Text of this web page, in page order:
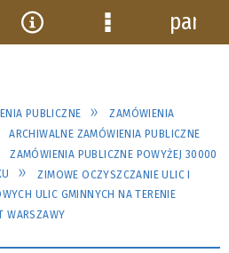
PUBLICZNE
ZAMÓWIENIA
ARCHIWALNE ZAMÓWIENIA PUBLICZNE
ZAMÓWIENIA PUBLICZNE POWYŻEJ 30000
ZIMOWE OCZYSZCZANIE ULIC I
ULIC GMINNYCH NA TERENIE
WARSZAWY
NarzędziaMenu
panel